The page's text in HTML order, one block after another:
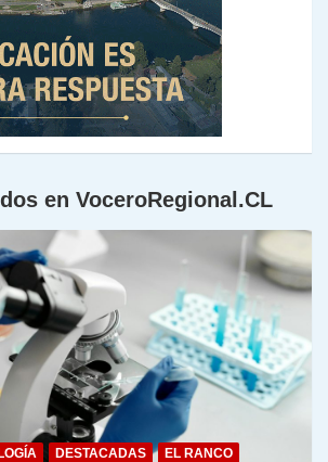
en VoceroRegional.CL
DESTACADAS
EL RANCO